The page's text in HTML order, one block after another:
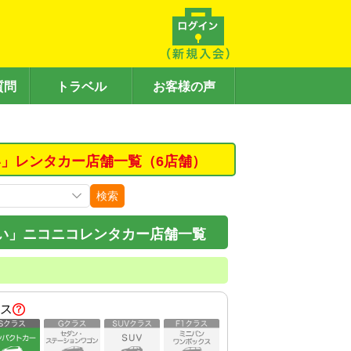
問 トラベル お客様の声
レンタカー店舗一覧（6店舗）
検索
」ニコニコレンタカー店舗一覧